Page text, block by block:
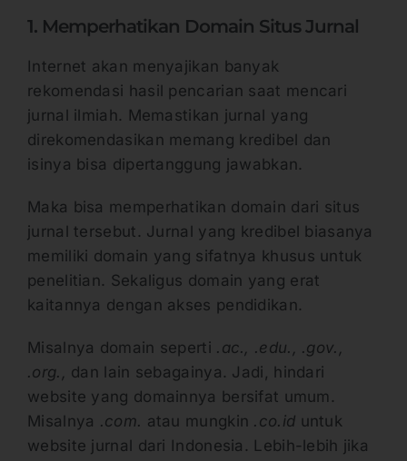
1. Memperhatikan Domain Situs Jurnal
Internet akan menyajikan banyak
rekomendasi hasil pencarian saat mencari
jurnal ilmiah. Memastikan jurnal yang
direkomendasikan memang kredibel dan
isinya bisa dipertanggung jawabkan.
Maka bisa memperhatikan domain dari situs
jurnal tersebut. Jurnal yang kredibel biasanya
memiliki domain yang sifatnya khusus untuk
penelitian. Sekaligus domain yang erat
kaitannya dengan akses pendidikan.
Misalnya domain seperti .ac., .edu., .gov.,
.org., dan lain sebagainya. Jadi, hindari
website yang domainnya bersifat umum.
Misalnya .com. atau mungkin .co.id untuk
website jurnal dari Indonesia. Lebih-lebih jika